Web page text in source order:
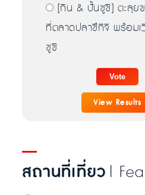
[กิน & ปั้นซูชิ] ตะลุย
ที่ตลาดปลาซึกิจิ พร้อม
ซูชิ
View Results
สถานที่เที่ยว |